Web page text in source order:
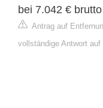
bei 7.042 €
Antrag auf
vollständige Antwort